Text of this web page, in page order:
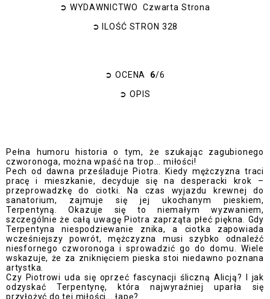
➲ WYDAWNICTWO Czwarta Strona
➲
ILOŚĆ STRON 328
➲ OCENA 6/6
➲ OPIS
Pełna humoru historia o tym, że szukając zagubionego
czworonoga, można wpaść na trop... miłości!
Pech od dawna prześladuje Piotra. Kiedy mężczyzna traci
pracę i mieszkanie, decyduje się na desperacki krok –
przeprowadzkę do ciotki. Na czas wyjazdu krewnej do
sanatorium, zajmuje się jej ukochanym pieskiem,
Terpentyną. Okazuje się to niemałym wyzwaniem,
szczególnie że całą uwagę Piotra zaprząta płeć piękna. Gdy
Terpentyna niespodziewanie znika, a ciotka zapowiada
wcześniejszy powrót, mężczyzna musi szybko odnaleźć
niesfornego czworonoga i sprowadzić go do domu. Wiele
wskazuje, że za zniknięciem pieska stoi niedawno poznana
artystka.
Czy Piotrowi uda się oprzeć fascynacji śliczną Alicją? I jak
odzyskać Terpentynę, która najwyraźniej uparła się
przyłożyć do tej miłości... łapę?